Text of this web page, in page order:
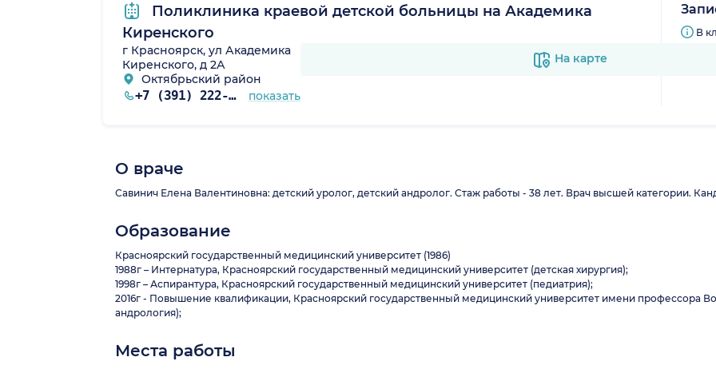
Поликлиника краевой детской больницы на Академика
Киренского
г Красноярск, ул Академика
Киренского, д 2А
Октябрьский район
+7 (391) 222-02-66 показать
На карте
В
О враче
Савинич Елена Валентиновна: детский уролог, детский андролог. Стаж работы - 38 лет. Врач высшей категории.
Образование
Красноярский государственный медицинский университет (1986)
1988г – Интернатура, Красноярский государственный медицинский университет (детская хирургия);
1998г – Аспирантура, Красноярский государственный медицинский университет (педиатрия);
2016г - Повышение квалификации, Красноярский государственный медицинский университет имени профессора
андрология);
Места работы